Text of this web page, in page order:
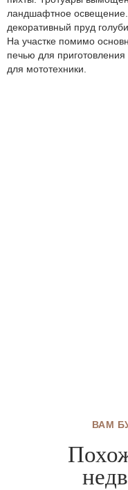
ландшафтное освещение.
декоративный пруд
На участке помимо
печью для
для мототехники.
ВАМ